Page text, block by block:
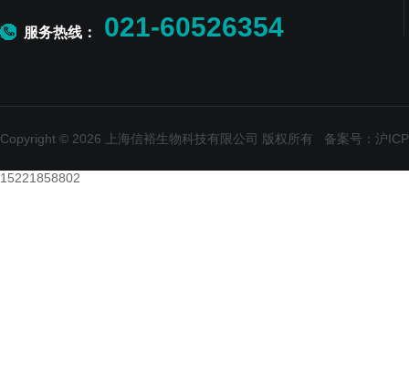
服务热线： 021-60526354
Copyright © 2026 上海信裕生物科技有限公司 版权所有 备案号：沪
15221858802